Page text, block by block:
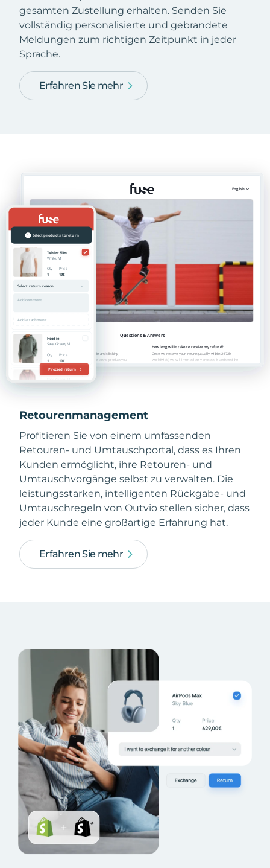
gesamten Zustellung erhalten. Senden Sie
vollständig personalisierte und gebrandete
Meldungen zum richtigen Zeitpunkt in jeder
Sprache.
Erfahren Sie mehr
Retourenmanagement
Profitieren Sie von einem umfassenden
Retouren- und Umtauschportal, dass es Ihren
Kunden ermöglicht, ihre Retouren- und
Umtauschvorgänge selbst zu verwalten. Die
leistungsstarken, intelligenten Rückgabe- und
Umtauschregeln von Outvio stellen sicher, dass
jeder Kunde eine großartige Erfahrung hat.
Erfahren Sie mehr